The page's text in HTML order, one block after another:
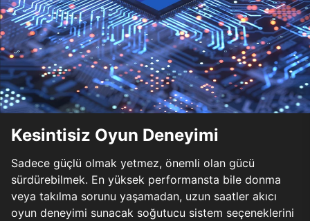
Kesintisiz Oyun Deneyimi
Sadece güçlü olmak yetmez, önemli olan gücü
sürdürebilmek. En yüksek performansta bile donma
veya takılma sorunu yaşamadan, uzun saatler akıcı
oyun deneyimi sunacak soğutucu sistem seçeneklerini